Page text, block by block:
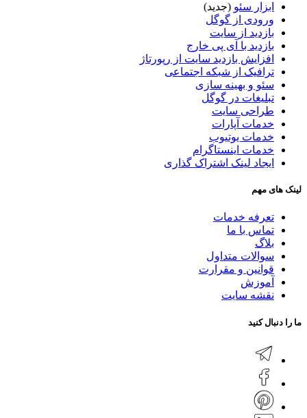
ابزار سئو (جدید)
ورودی از گوگل
بازدید از سایت
بازدید با آی پی خارج
افزایش بازدید سایت از رپورتاژ
ترافیک از شبکه اجتماعی
سئو و بهینه سازی
تبلیغات در گوگل
طراحی سایت
خدمات آپارات
خدمات یوتیوب
خدمات اینستاگرام
ایجاد لینک اشتراک گذاری
لینک های مهم
تعرفه خدمات
تماس با ما
بلاگ
سوالات متداول
قوانین و مقرارت
آموزش
نقشه سایت
ما را دنبال کنید